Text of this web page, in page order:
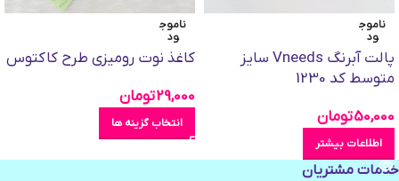
ناموج
ود
پالت آبرنگ Vneeds سایز
متوسط کد 1230
50,000تومان
اطلاعات بیشتر
ناموج
ود
کاغذ نوت رومیزی طرح کاکتوس
29,000تومان
انتخاب گزینه ها
خدمات مشتریان